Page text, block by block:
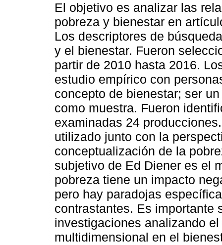
El objetivo es analizar las
pobreza y bienestar en
Los descriptores de
y el bienestar. Fueron
partir de 2010 hasta 2016.
estudio empírico con
concepto de bienestar; ser
como muestra. Fueron
examinadas 24
utilizado junto con la
conceptualización de la
subjetivo de Ed Diener es el
pobreza tiene un impacto
pero hay paradojas
contrastantes. Es importante
investigaciones analizando
multidimensional en el